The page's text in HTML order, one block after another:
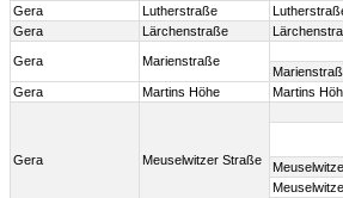
Gera
Lutherstraße
Gera
Lärchenstraße
Gera Marienstraße
Gera
Martins Höhe Martins
Gera Meuselwitzer Straße